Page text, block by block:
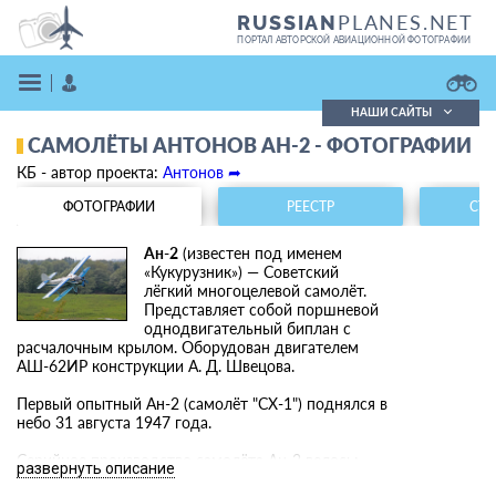
RUSSIANPLANES.NET
ПОРТАЛ АВТОРСКОЙ АВИАЦИОННОЙ ФОТОГРАФИИ
ВОЙТИ
ЗАРЕГИСТРИРОВАТЬСЯ
Поиск фотографий
Поиск в реестре
НАШИ САЙТЫ
САМОЛЁТЫ АНТОНОВ АН-2 - ФОТОГРАФИИ
КБ - автор проекта: Антонов ➦
ФОТОГРАФИИ РЕЕСТР
Ан-2 (известен под именем
«Кукурузник») — Советский
лёгкий многоцелевой самолёт.
Представляет собой поршневой
однодвигательный биплан с
расчалочным крылом. Оборудован двигателем
АШ-62ИР конструкции А. Д. Швецова.
Первый опытный Ан-2 (самолёт "СХ-1") поднялся в
небо 31 августа 1947 года.
Серийное производство самолёта Ан-2 велось:
1949—1963 — на авиационном заводе № 473 в
развернуть описание